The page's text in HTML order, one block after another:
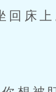
床上